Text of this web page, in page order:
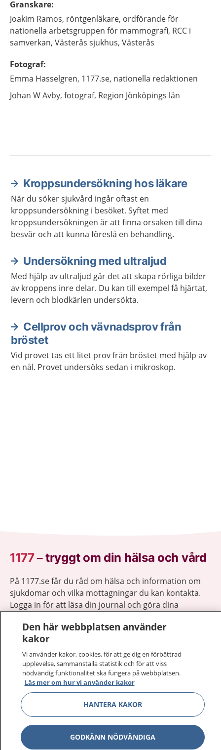
Granskare:
Joakim Ramos, röntgenläkare, ordförande för
nationella arbetsgruppen för mammografi, RCC i
samverkan, Västerås sjukhus, Västerås
Fotograf:
Emma Hasselgren, 1177.se, nationella redaktionen
Johan W Avby, fotograf, Region Jönköpings län
Aktuella artiklar
Kroppsundersökning hos läkare
När du söker sjukvård ingår oftast en
kroppsundersökning i besöket. Syftet med
kroppsundersökningen är att finna orsaken till dina
besvär och att kunna föreslå en behandling.
Undersökning med ultraljud
Med hjälp av ultraljud går det att skapa rörliga bilder
av kroppens inre delar. Du kan till exempel få hjärtat,
levern och blodkärlen undersökta.
Cellprov och vävnadsprov från
bröstet
Vid provet tas ett litet prov från bröstet med hjälp av
en nål. Provet undersöks sedan i mikroskop.
1177–tryggt om din hälsa och vård
På 1177.se får du råd om hälsa och information om
sjukdomar och vilka mottagningar du kan kontakta.
Logga in för att läsa din journal och göra dina
sjukvårdsrådgivning dygnet runt.
1177 ger dig råd när du vill må bättre.
1177 på flera språk Visa
Om 1177 Visa
Den här webbplatsen använder
kakor
Vi använder kakor, cookies, för att ge dig en förbättrad
upplevelse, sammanställa statistik och för att viss
nödvändig funktionalitet ska fungera på webbplatsen.
Läs mer om hur vi använder kakor
HANTERA KAKOR
GODKÄNN NÖDVÄNDIGA